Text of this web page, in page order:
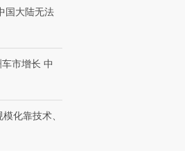
国大陆无法
市增长 中
化靠技术、